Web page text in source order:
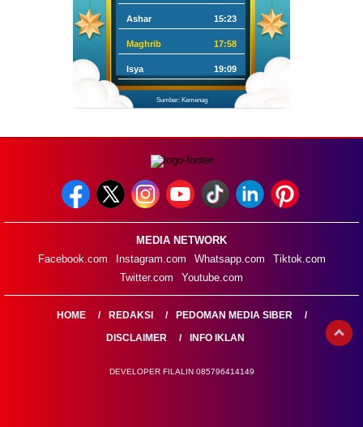
Ashar 15:23
Maghrib 17:58
Isya 19:09
Sumber: Kemenag
MEDIA NETWORK
Facebook.com
Instagram.com Whatsapp.com
Tiktok.com
Twitter.com
Youtube.com
HOME REDAKSI
PEDOMAN MEDIA SIBER
DISCLAIMER
INFO IKLAN
DEVELOPER FILALIN 085796414149